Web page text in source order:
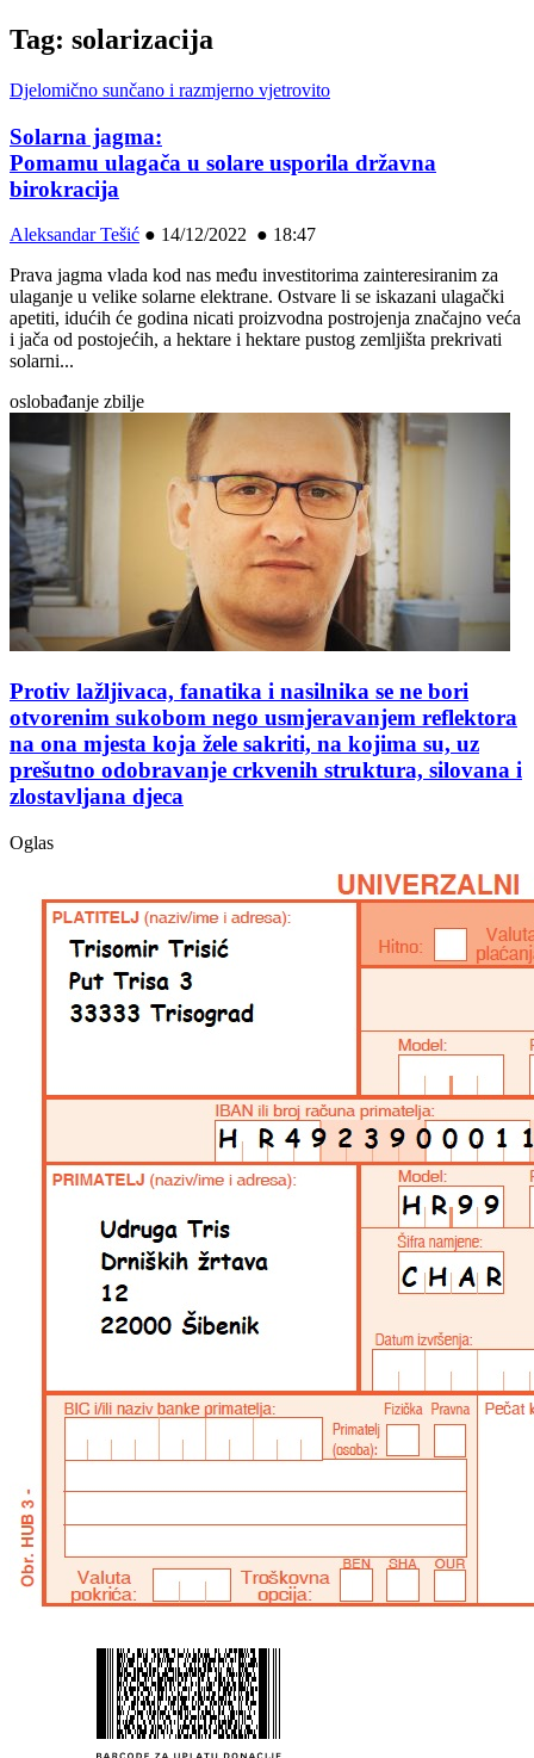
Tag: solarizacija
Djelomično sunčano i razmjerno vjetrovito
Solarna jagma:
Pomamu ulagača u solare usporila državna
birokracija
Aleksandar Tešić ● 14/12/2022 ● 18:47
Prava jagma vlada kod nas među investitorima zainteresiranim za
ulaganje u velike solarne elektrane. Ostvare li se iskazani ulagački
apetiti, idućih će godina nicati proizvodna postrojenja značajno veća
i jača od postojećih, a hektare i hektare pustog zemljišta prekrivati
solarni...
oslobađanje zbilje
Protiv lažljivaca, fanatika i nasilnika se ne bori
otvorenim sukobom nego usmjeravanjem reflektora
na ona mjesta koja žele sakriti, na kojima su, uz
prešutno odobravanje crkvenih struktura, silovana i
zlostavljana djeca
Oglas